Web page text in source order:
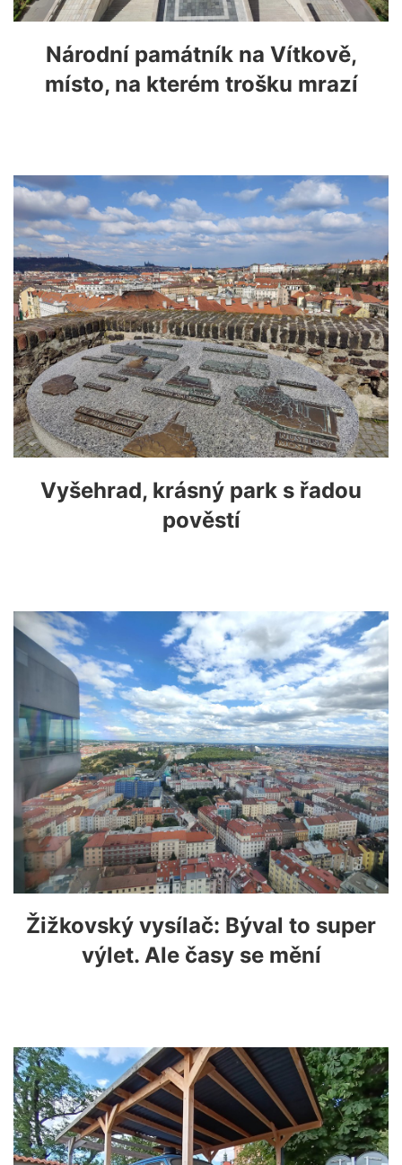
Národní památník na Vítkově,
místo, na kterém trošku mrazí
Vyšehrad, krásný park s řadou
pověstí
Žižkovský vysílač: Býval to super
výlet. Ale časy se mění